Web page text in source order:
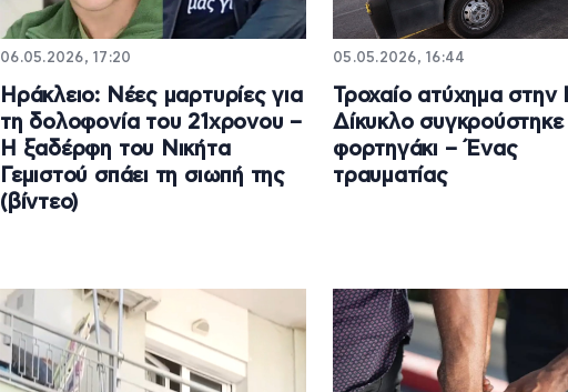
06.05.2026, 17:20
Ηράκλειο: Νέες μαρτυρίες για
τη δολοφονία του 21χρονου –
Η ξαδέρφη του Νικήτα
Γεμιστού σπάει τη σιωπή της
(βίντεο)
05.05.2026, 16:44
Τροχαίο ατύχημα στην
Δίκυκλο συγκρούστηκε
φορτηγάκι – Ένας
τραυματίας